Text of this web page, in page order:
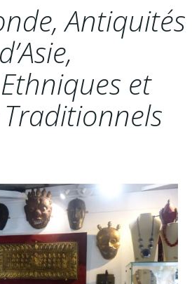
Antiquités
d’Asie,
et